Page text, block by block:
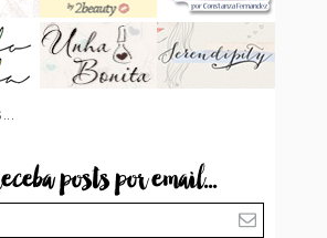
posts por email...